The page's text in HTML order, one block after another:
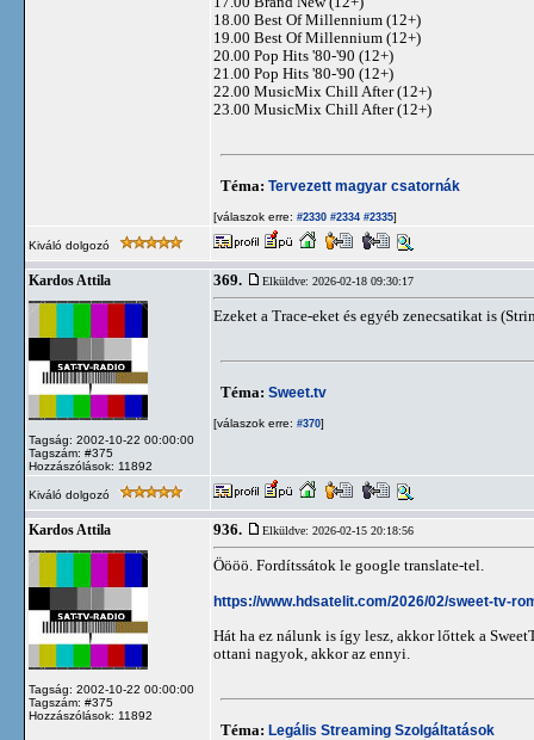
18.00 Best Of Millennium (12+)
19.00 Best Of Millennium (12+)
20.00 Pop Hits '80-'90 (12+)
21.00 Pop Hits '80-'90 (12+)
22.00 MusicMix Chill After (12+)
23.00 MusicMix Chill After (12+)
Téma: Tervezett magyar csatornák
[válaszok erre: #2330 #2334 #2335]
Kiváló dolgozó
Kardos Attila
Tagság: 2002-10-22 00:00:00
Tagszám: #375
Hozzászólások: 11892
369. Elküldve: 2026-02-18 09:30:17
Ezeket a Trace-eket és egyéb zenecsatikat is
Téma: Sweet.tv
[válaszok erre: #370]
Kiváló dolgozó
Kardos Attila
Tagság: 2002-10-22 00:00:00
Tagszám: #375
Hozzászólások: 11892
936. Elküldve: 2026-02-15 20:18:56
Öööö. Fordítssátok le google translate-tel.
https://www.hdsatelit.com/2026/02/sweet-tv-
Hát ha ez nálunk is így lesz, akkor lőttek a
ottani nagyok, akkor az ennyi.
Téma: Legális Streaming Szolgáltatások